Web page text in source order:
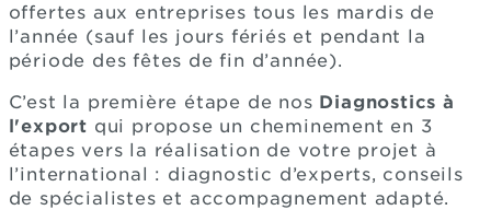
offertes aux entreprises tous les mardis de
l’année (sauf les jours fériés et pendant la
période des fêtes de fin d’année).
C’est la première étape de nos Diagnostics à
l'export qui propose un cheminement en 3
étapes vers la réalisation de votre projet à
l’international : diagnostic d’experts, conseils
de spécialistes et accompagnement adapté.